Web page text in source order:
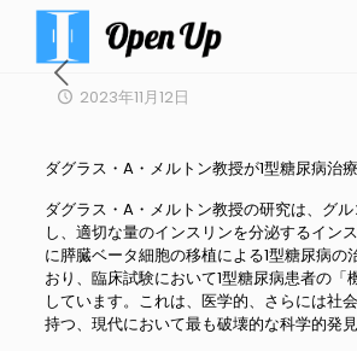
2023年11月12日
ダグラス・A・メルトン教授が1型糖尿病治
ダグラス・A・メルトン教授の研究は、グ
し、適切な量のインスリンを分泌するイン
に膵臓ベータ細胞の移植による1型糖尿病の
おり、臨床試験において1型糖尿病患者の「
しています。これは、医学的、さらには社
持つ、現代において最も破壊的な科学的発見